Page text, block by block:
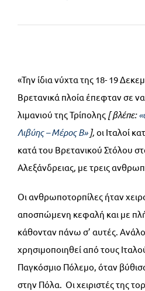
«Την ίδια νύχτα της 18- 19
Βρετανικά πλοία έπεφταν σε
λιμανιού της Τρίπολης [ βλέπε:
Λιβύης – Μέρος Β»], οι Ιταλοί
κατά του Βρετανικού Στόλου
Αλεξάνδρειας, με τρεις
Οι ανθρωποτορπίλες ήταν
αποσπώμενη κεφαλή και με
κάθονταν πάνω σ’ αυτές.
χρησιμοποιηθεί από τους
Παγκόσμιο Πόλεμο, όταν
στην Πόλα. Οι χειριστές της